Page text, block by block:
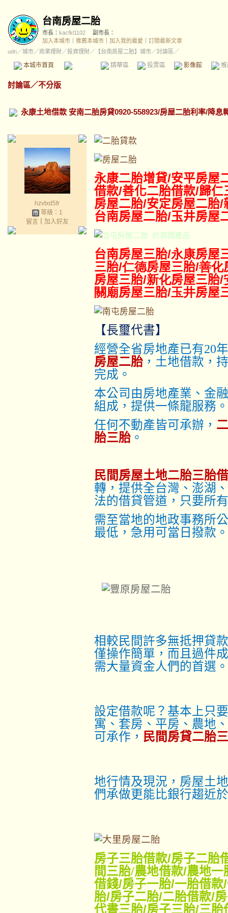
台南房屋二胎
市長： kacfkl1102
副市長：
加入本城市
推薦本城市 加入我的最愛
訂閱最新文章
udn／城市／商業理財／投資理財／ 【台南房屋二胎】城市／討論區／
本城市首頁 精華區 投票區 影像館
討論區／不分版
永康土地借款 安南二胎房貸0920-558923/房屋二胎利率/降息
hzvtxd5fr
等級：1
留言｜ 加入好友
永康二胎增貸/安平房屋
借款/善化二胎借款/歸
房屋二胎/安定房屋二胎
台南房屋二胎/玉井房屋
的高價產品
台南房屋三胎/永康房屋
三胎/仁德房屋三胎/善化
房屋三胎/新化房屋三胎/
關廟房屋三胎/玉井房屋
【長璽代書】
經營全省房地產已有20
房屋二胎 ，土地借款，
完成。
本公司由房地產業、金
組成，提供一條龍服務。
任何不動產皆可承辦，
胎三胎 。
民間房屋土地二胎三胎
轉，提供全台灣、澎湖
法的借貸管道，只要所
需至當地的地政事務所
最低，急用可當日撥款。
相較民間許多無抵押貸
僅操作簡單，而且過件
需大量資金人們的首選
設定借款呢？基本上只
寓、套房、平房、農地
可承作， 民間房貸二胎
地行情及現況，房屋土
們承做更能比銀行趨近
房子三胎借款/房子二胎
間三胎/農地借款/農地一
借錢/房子一胎/一胎借款/
胎/房子二胎/二胎借款/
代書三胎/房子三胎/三胎